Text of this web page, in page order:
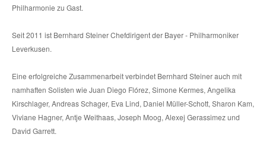
Philharmonie zu Gast.
Seit 2011 ist Bernhard Steiner Chefdirigent der Bayer - Philharmoniker
Leverkusen.
Eine erfolgreiche Zusammenarbeit verbindet Bernhard Steiner auch mit
namhaften Solisten wie Juan Diego Flórez, Simone Kermes, Angelika
Kirschlager, Andreas Schager, Eva Lind, Daniel Müller-Schott, Sharon Kam,
Viviane Hagner, Antje Weithaas, Joseph Moog, Alexej Gerassimez und
David Garrett.